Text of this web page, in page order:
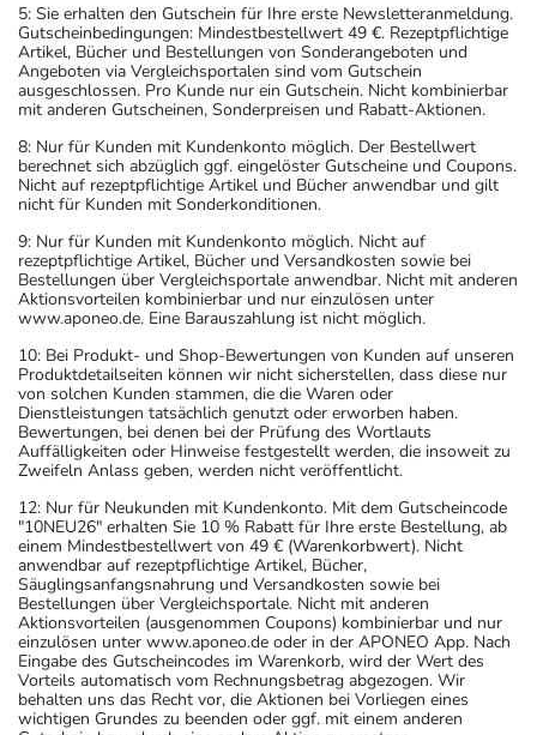
5: Sie erhalten den Gutschein für Ihre erste Newsletteranmeldung.
Gutscheinbedingungen: Mindestbestellwert 49 €. Rezeptpflichtige
Artikel, Bücher und Bestellungen von Sonderangeboten und
Angeboten via Vergleichsportalen sind vom Gutschein
ausgeschlossen. Pro Kunde nur ein Gutschein. Nicht kombinierbar
mit anderen Gutscheinen, Sonderpreisen und Rabatt-Aktionen.
8: Nur für Kunden mit Kundenkonto möglich. Der Bestellwert
berechnet sich abzüglich ggf. eingelöster Gutscheine und Coupons.
Nicht auf rezeptpflichtige Artikel und Bücher anwendbar und gilt
nicht für Kunden mit Sonderkonditionen.
9: Nur für Kunden mit Kundenkonto möglich. Nicht auf
rezeptpflichtige Artikel, Bücher und Versandkosten sowie bei
Bestellungen über Vergleichsportale anwendbar. Nicht mit anderen
Aktionsvorteilen kombinierbar und nur einzulösen unter
www.aponeo.de. Eine Barauszahlung ist nicht möglich.
10: Bei Produkt- und Shop-Bewertungen von Kunden auf unseren
Produktdetailseiten können wir nicht sicherstellen, dass diese nur
von solchen Kunden stammen, die die Waren oder
Dienstleistungen tatsächlich genutzt oder erworben haben.
Bewertungen, bei denen bei der Prüfung des Wortlauts
Auffälligkeiten oder Hinweise festgestellt werden, die insoweit zu
Zweifeln Anlass geben, werden nicht veröffentlicht.
12: Nur für Neukunden mit Kundenkonto. Mit dem Gutscheincode
"10NEU26" erhalten Sie 10 % Rabatt für Ihre erste Bestellung, ab
einem Mindestbestellwert von 49 € (Warenkorbwert). Nicht
anwendbar auf rezeptpflichtige Artikel, Bücher,
Säuglingsanfangsnahrung und Versandkosten sowie bei
Bestellungen über Vergleichsportale. Nicht mit anderen
Aktionsvorteilen (ausgenommen Coupons) kombinierbar und nur
einzulösen unter www.aponeo.de oder in der APONEO App. Nach
Eingabe des Gutscheincodes im Warenkorb, wird der Wert des
Vorteils automatisch vom Rechnungsbetrag abgezogen. Wir
behalten uns das Recht vor, die Aktionen bei Vorliegen eines
wichtigen Grundes zu beenden oder ggf. mit einem anderen